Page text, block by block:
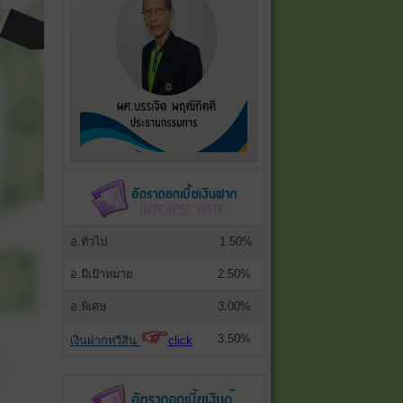
อ.ทั่วไป 1.50%
อ.มีเป้าหมาย 2.50%
อ.พิเศษ 3.00%
เงินฝากทวีสิน click 3.50%